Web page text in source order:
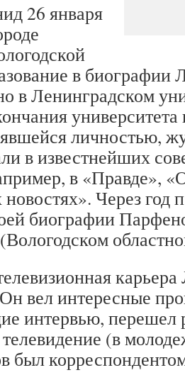
26 января
в биографии
в Ленинградском
личностью,
в известнейших
в «Правде»,
Через год
биографии
вел интересные
интервью, перешел
(в
был